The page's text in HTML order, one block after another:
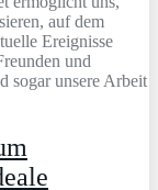
auf dem
Ereignisse
und
sogar unsere Arbeit